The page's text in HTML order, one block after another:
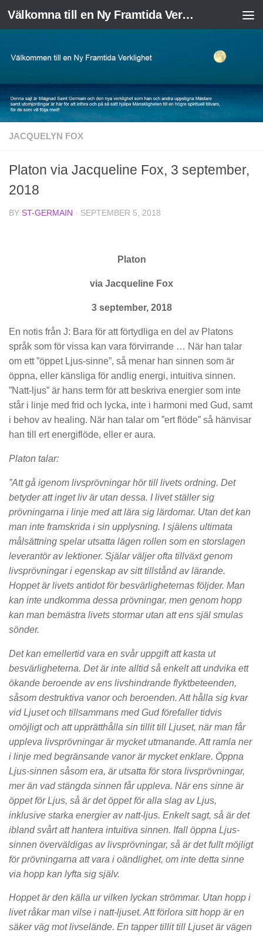
Skip to content Välkomna till en Ny Framtida Verklighet
JACQUELYN FOX
Platon via Jacqueline Fox, 3 september,
2018
BY ST-GERMAIN · SEPTEMBER 5, 2018
Platon
via Jacqueline Fox
3 september, 2018
En notis från J: Bara för att förtydliga en del av Platons
språk som för vissa kan vara förvirrande … När han talar
om ett ”öppet Ljus-sinne”, så menar han sinnen som är
öppna, eller känsliga för andlig energi, intuitiva sinnen.
”Natt-ljus” är hans term för att beskriva energier som inte
står i linje med frid och lycka, inte i harmoni med Gud, samt
i behov av healing. När han talar om ”ert flöde” så hänvisar
han till ert energiflöde, eller er aura.
Platon talar:
”Att gå igenom livsprövningar hör till livets ordning. Det
betyder att inget liv är utan dessa. I livet ställer sig
prövningarna i linje med att lära sig lärdomar. Utan det kan
man inte framskrida i sin upplysning. I själens ultimata
målsättning spelar utsatta lägen rollen som en storslagen
leverantör av lektioner. Själar väljer ofta tillväxt genom
livsprövningar i egenskap av sitt tillstånd av lärande.
Hoppet är livets antidot för besvärligheternas följder. Man
kan inte undkomma dessa prövningar, men genom hopp
kan man bemästra livets stormar utan att ens själ smulas
sönder.
Det kan emellertid vara en svår uppgift att kasta ut
besvärligheterna. Det är inte alltid så enkelt att undvika ett
ökande beroende av ens livshindrande flyktbeteenden,
såsom destruktiva vanor och beroenden. Att hålla sig kvar
vid Ljuset och tillsammans med Gud förefaller tidvis
omöjligt och att upprätthålla sin tillit till Ljuset, när man får
uppleva livsprövningar är mycket utmanande. Att ramla ner
i linje med begränsande vanor är mycket enklare. Öppna
Ljus-sinnen såsom era, är utsatta för stora livsprövningar,
mer än vad stängda sinnen får uppleva. När ens sinne är
öppet för Ljus, så är det öppet för alla slag av Ljus,
inklusive starka energier av natt-ljus. Enkelt sagt, så är det
ibland svårt att hantera intuitiva sinnen. Ifall öppna Ljus-
sinnen överväldigas av livsprövningar, så är det fullt möjligt
för prövningarna att vara i oändlighet, om inte detta sinne
via hopp kan lyfta sig själv.
Hoppet är den källa ur vilken lyckan strömmar. Utan hopp i
livet råkar man vilse i natt-ljuset. Att förlora sitt hopp är en
säker väg mot livselände. En tapper tillit till Ljuset är vägen